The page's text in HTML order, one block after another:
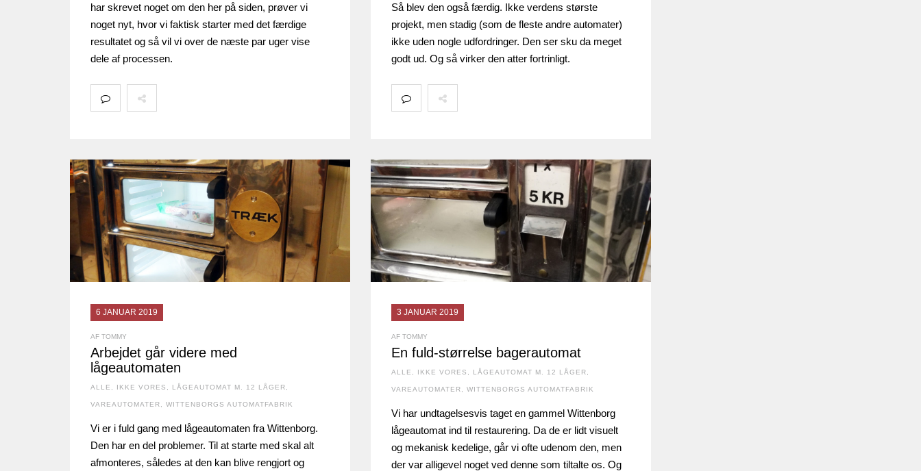
har skrevet noget om den her på siden, prøver vi
noget nyt, hvor vi faktisk starter med det færdige
resultatet og så vil vi over de næste par uger vise
dele af processen.
Så blev den også færdig. Ikke verdens største
projekt, men stadig (som de fleste andre automater)
ikke uden nogle udfordringer. Den ser sku da meget
godt ud. Og så virker den atter fortrinligt.
6 JANUAR 2019
AF TOMMY
Arbejdet går videre med
lågeautomaten
ALLE , IKKE VORES , LÅGEAUTOMAT M. 12 LÅGER,
VAREAUTOMATER, WITTENBORGS AUTOMATFABRIK
Vi er i fuld gang med lågeautomaten fra Wittenborg.
Den har en del problemer. Til at starte med skal alt
afmonteres, således at den kan blive rengjort og
3 JANUAR 2019
AF TOMMY
En fuld-størrelse bagerautomat
ALLE , IKKE VORES , LÅGEAUTOMAT M. 12 LÅGER,
VAREAUTOMATER, WITTENBORGS AUTOMATFABRIK
Vi har undtagelsesvis taget en gammel Wittenborg
lågeautomat ind til restaurering. Da de er lidt visuelt
og mekanisk kedelige, går vi ofte udenom den, men
der var alligevel noget ved denne som tiltalte os. Og